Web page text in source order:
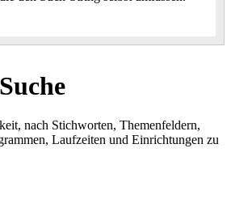
nach Stichworten, Themenfeldern,
Laufzeiten und Einrichtungen zu